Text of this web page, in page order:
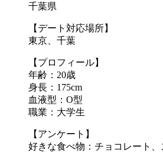
千葉県
【デート対応場所】
東京、千葉
【プロフィール】
年齢：20歳
身長：175cm
血液型：O型
職業：大学生
【アンケート】
好きな食べ物：チョコレート、